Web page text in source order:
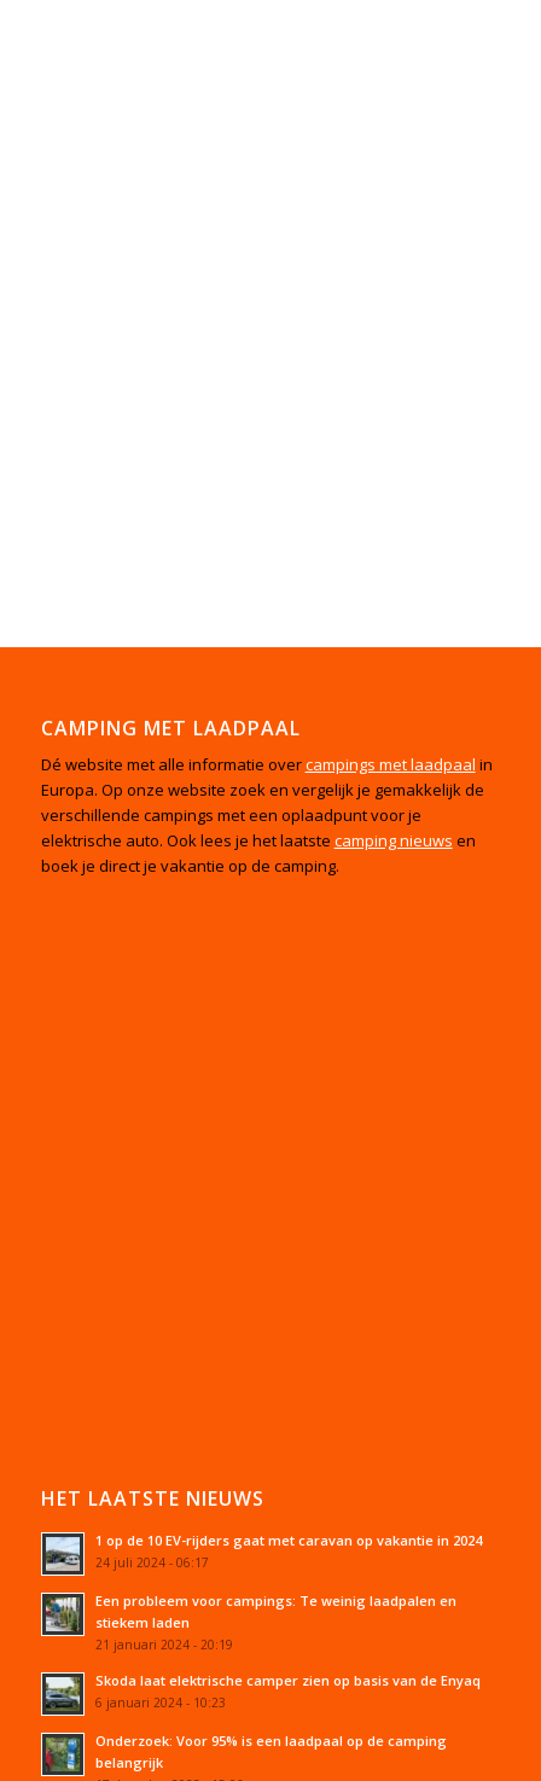
CAMPING MET LAADPAAL
Dé website met alle informatie overcampings met laadpaal in
Europa. Op onze website zoek en vergelijk je gemakkelijk de
verschillende campings met een oplaadpunt voor je
elektrische auto. Ook lees je het laatste camping nieuws en
boek je direct je vakantie op de camping.
HET LAATSTE NIEUWS
1 op de 10 EV-rijders gaat met caravan op vakantie in 2024
24 juli 2024 - 06:17
Een probleem voor campings: Te weinig laadpalen en
stiekem laden
21 januari 2024 - 20:19
Skoda laat elektrische camper zien op basis van de Enyaq
6 januari 2024 - 10:23
Onderzoek: Voor 95% is een laadpaal op de camping
belangrijk